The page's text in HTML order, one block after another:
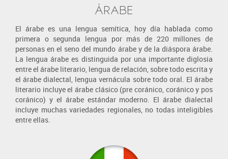
ÁRABE
El árabe es una lengua semítica, hoy día hablada como
primera o segunda lengua por más de 220 millones de
personas en el seno del mundo árabe y de la diáspora árabe.
La lengua árabe es distinguida por una importante diglosia
entre el árabe literario, lengua de relación, sobre todo escrita y
el árabe dialectal, lengua vernácula sobre todo oral. El árabe
literario incluye el árabe clásico (pre coránico, coránico y pos
coránico) y el árabe estándar moderno. El árabe dialectal
incluye muchas variedades regionales, no todas inteligibles
entre ellas.